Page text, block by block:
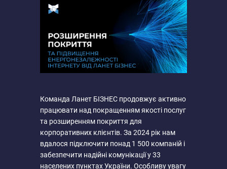
Команда Ланет БІЗНЕС продовжує активно
працювати над покращенням якості послуг
та розширенням покриття для
корпоративних клієнтів. За 2024 рік нам
вдалося підключити понад 1 500 компаній і
забезпечити надійні комунікації у 33
населених пунктах України. Особливу увагу